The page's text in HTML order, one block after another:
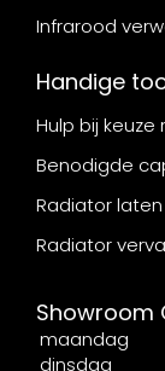
Infrarood
Handige
Hulp bij keuze
Benodigde
Radiator
Radiator
Showroom
maandag
dinsdag